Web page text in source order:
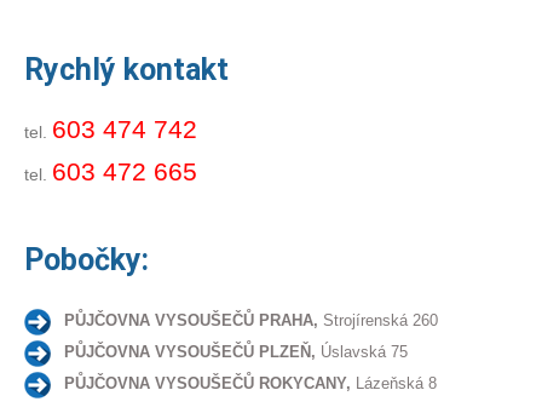
Rychlý kontakt
tel. 603 474 742
tel. 603 472 665
Pobočky:
PŮJČOVNA VYSOUŠEČŮ PRAHA, Strojírenská 260
PŮJČOVNA VYSOUŠEČŮ PLZEŇ, Úslavská 75
PŮJČOVNA VYSOUŠEČŮ ROKYCANY, Lázeňská 8